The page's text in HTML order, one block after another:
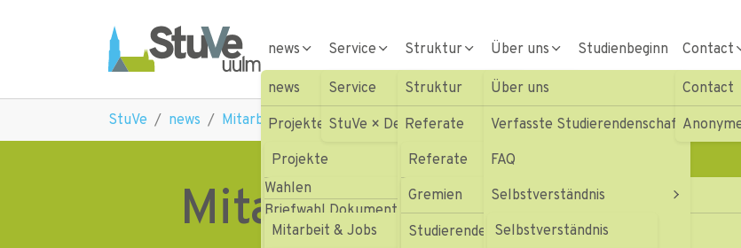
news
news
Projekte
Projekte
Aktionen HOFV III
Aktionen HOFV III
Wahlen
Wahlen
Briefwahl Dokumente
Mitarbeit & Jobs
Mitarbeit & Jobs
Veranstaltungen
Service
Service
StuVe × Devils Ulm/Neu-Ulm
Struktur
Struktur
Referate
Referate
Soziales und Beratung
Service
Gremien
Gremien
Studierendenexekutive (StEx)
Geschäftsstelle
Fachbereichsvertretungen
Über uns
Über uns
Verfasste Studierendenschaft
FAQ
Selbstverständnis
Selbstverständnis
Beiträge & Haushalt
Studienbeginn Contact
Contact
StuVe news Mitarbeit & Jobs Gremienvertretung
Mitarbeit in den